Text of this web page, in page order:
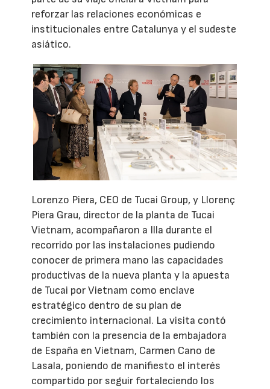
reforzar las relaciones económicas e
institucionales entre Catalunya y el sudeste
asiático.
Lorenzo Piera, CEO de Tucai Group, y Llorenç
Piera Grau, director de la planta de Tucai
Vietnam, acompañaron a Illa durante el
recorrido por las instalaciones pudiendo
conocer de primera mano las capacidades
productivas de la nueva planta y la apuesta
de Tucai por Vietnam como enclave
estratégico dentro de su plan de
crecimiento internacional. La visita contó
también con la presencia de la embajadora
de España en Vietnam, Carmen Cano de
Lasala, poniendo de manifiesto el interés
compartido por seguir fortaleciendo los